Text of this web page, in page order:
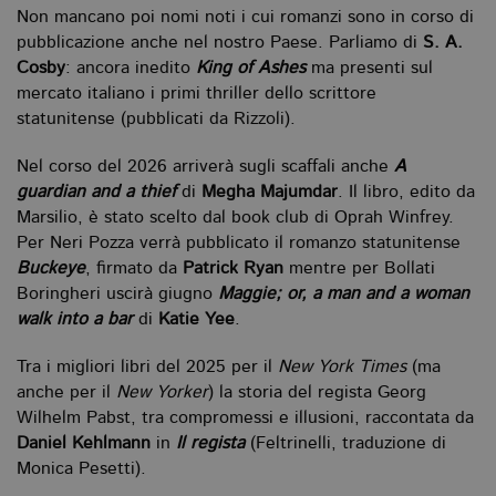
Non mancano poi nomi noti i cui romanzi sono in corso di
pubblicazione anche nel nostro Paese. Parliamo di S. A.
Cosby: ancora inedito King of Ashes ma presenti sul
mercato italiano i primi thriller dello scrittore
statunitense (pubblicati da Rizzoli).
Nel corso del 2026 arriverà sugli scaffali anche A
guardian and a thiefdi Megha Majumdar. Il libro, edito da
Marsilio, è stato scelto dal book club di Oprah Winfrey.
Per Neri Pozza verrà pubblicato il romanzo statunitense
Buckeye, firmato da Patrick Ryan mentre per Bollati
Boringheri uscirà giugno Maggie; or, a man and a woman
walk into a bardi Katie Yee.
Tra i migliori libri del 2025 per il New York Times(ma
anche per il New Yorker) la storia del regista Georg
Wilhelm Pabst, tra compromessi e illusioni, raccontata da
Daniel Kehlmann in Il regista(Feltrinelli, traduzione di
Monica Pesetti).
.bollatiboringhieri.it 2 anni